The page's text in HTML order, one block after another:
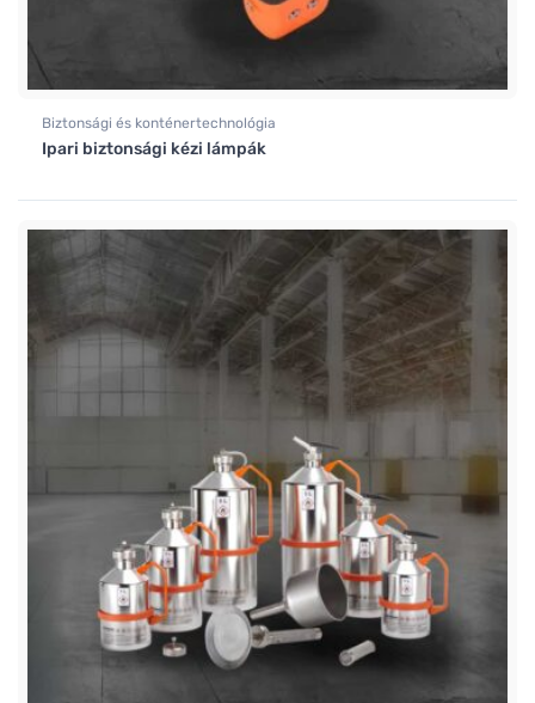
Biztonsági és konténertechnológia
Ipari biztonsági kézi lámpák